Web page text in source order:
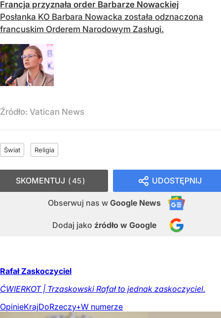
Francja przyznała order Barbarze Nowackiej
Posłanka KO Barbara Nowacka została odznaczona
francuskim Orderem Narodowym Zasługi.
Źródło: Vatican News
Świat Religia
UDOSTĘPNIJ
Obserwuj nas w Google News
Dodaj jako źródło w Google
SKOMENTUJ 45
Rafał Zaskoczyciel
ĆWIERKOT | Trzaskowski Rafał to jednak zaskoczyciel.
OpinieKrajDoRzeczy+W numerze